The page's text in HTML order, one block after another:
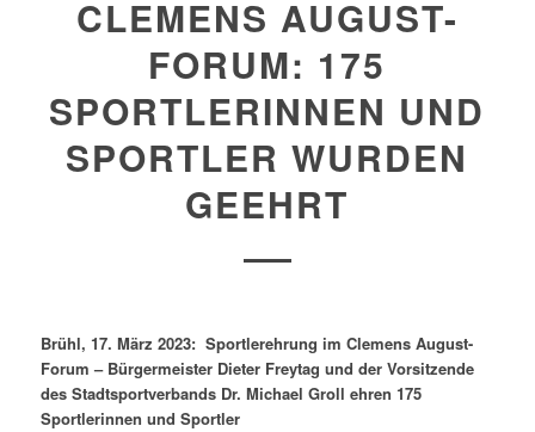
CLEMENS AUGUST-
FORUM: 175
SPORTLERINNEN UND
SPORTLER WURDEN
GEEHRT
Brühl, 17. März 2023: Sportlerehrung im Clemens August-
Forum – Bürgermeister Dieter Freytag und der Vorsitzende
des Stadtsportverbands Dr. Michael Groll ehren 175
Sportlerinnen und Sportler